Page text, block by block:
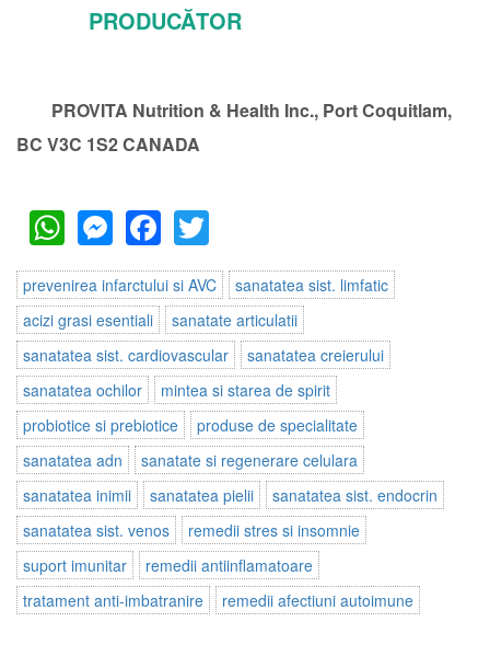
PRODUCĂTOR
PROVITA Nutrition & Health Inc., Port Coquitlam,
BC V3C 1S2 CANADA
WhatsApp
Messenger
Facebook
prevenirea infarctului si AVC
sanatatea sist. limfatic
acizi grasi esentiali
sanatate articulatii
sanatatea sist. cardiovascular
sanatatea creierului
sanatatea ochilor
mintea si starea de spirit
probiotice si prebiotice
produse de specialitate
sanatatea adn
sanatate si regenerare celulara
sanatatea inimii
sanatatea pielii
sanatatea sist. endocrin
sanatatea sist. venos
remedii stres si insomnie
suport imunitar
remedii antiinflamatoare
tratament anti-imbatranire
remedii afectiuni autoimune